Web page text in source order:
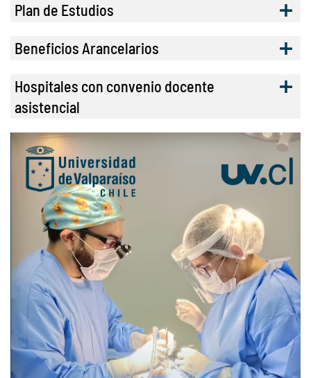
Plan de Estudios
Beneficios Arancelarios
Hospitales con convenio docente
asistencial